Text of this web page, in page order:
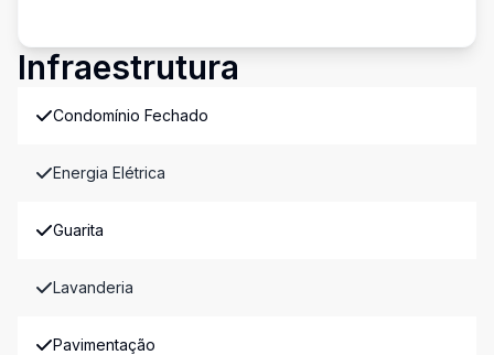
Infraestrutura
Condomínio Fechado
Energia Elétrica
Guarita
Lavanderia
Pavimentação